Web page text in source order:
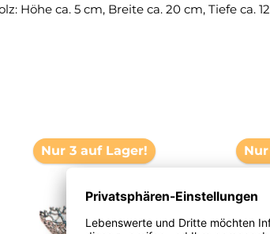
Höhe ca. 5 cm, Breite ca. 20 cm, Tiefe ca.
Nur 3 auf Lager!